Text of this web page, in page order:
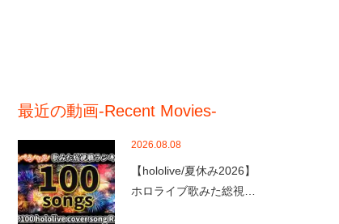
最近の動画-Recent Movies-
2026.08.08
【hololive/夏休み2026】
ホロライブ歌みた総視…